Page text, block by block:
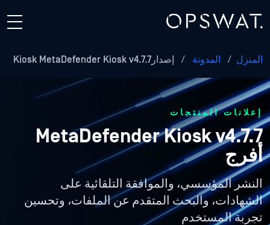
المنزل / المدونة / إصدارKiosk MetaDefender Kiosk v4.7.7
إعلانات المنتجات
MetaDefender Kiosk v4.7.7
أفرج
النشر المؤسسي، والموافقة التلقائية على
الشهادات، والبحث المتقدم عن الملفات، وتحسين
تجربة المستخدم